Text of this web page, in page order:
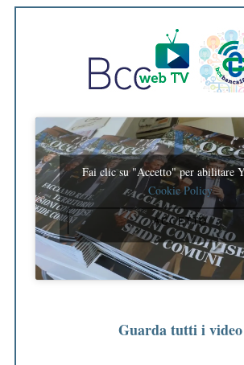
Fai clic su "Accetto" per abilitare
Cookie Policy
ACCETTO
Guarda tutti i video